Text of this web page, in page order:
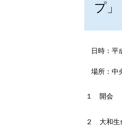
プ
日時：平
場所：中
１ 開会
２ 大和生